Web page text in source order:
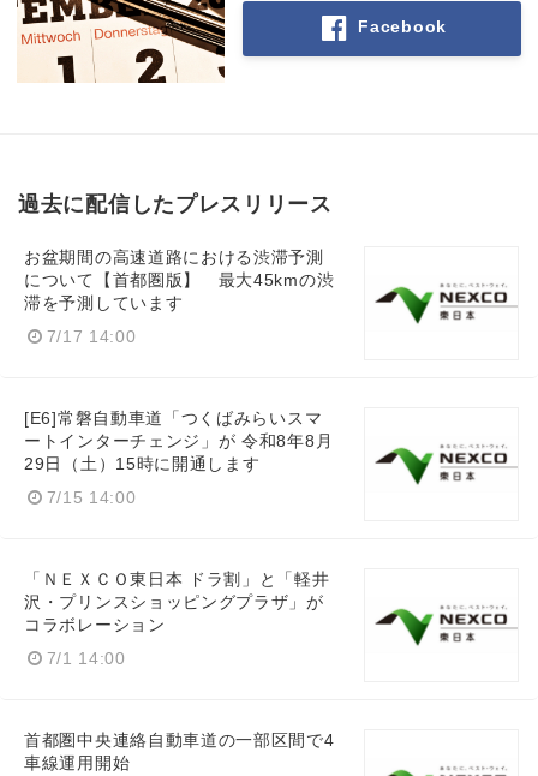
Facebook
過去に配信したプレスリリース
お盆期間の高速道路における渋滞予測
について【首都圏版】 最大45kmの渋
滞を予測しています
7/17 14:00
[E6]常磐自動車道「つくばみらいスマ
ートインターチェンジ」が 令和8年8月
29日（土）15時に開通します
7/15 14:00
「ＮＥＸＣＯ東日本 ドラ割」と「軽井
沢・プリンスショッピングプラザ」が
コラボレーション
7/1 14:00
首都圏中央連絡自動車道の一部区間で4
車線運用開始